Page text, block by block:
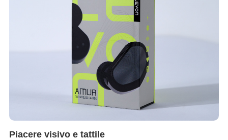
Piacere visivo e tattile